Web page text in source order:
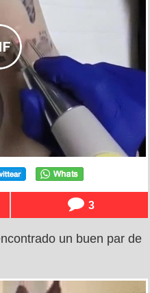
3
un buen par de